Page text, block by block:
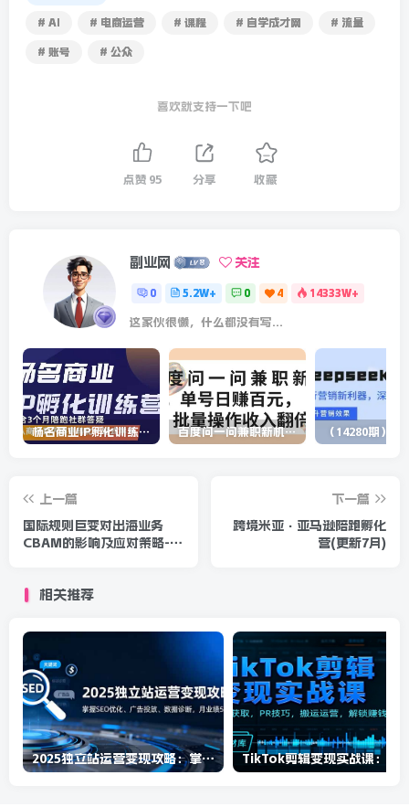
# AI # 电商运营 # 课程 # 自学成才网 # 流量
# 账号 # 公众
喜欢就支持一下吧
点赞 95 分享 收藏
副业网 关注
0 5.2W+ 0 4 14333W+
这家伙很懒，什么都没有写...
杨名商业IP孵化训练营，从商业到内容到转化一站式学 价值5980元 百度问一问兼职新机遇，单号日赚百元，批量操作收入翻倍
上一篇
国际规则巨变对出海业务
CBAM的影响及应对策略-7
下一篇
跨境米亚·亚马逊陪跑孵化
营(更新7月)
相关推荐
2025独立站运营变现攻略：掌握SEO优化、广告投放、数据诊断，月业绩50万+